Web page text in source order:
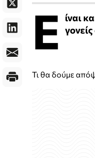
Ε
ίναι
Τι θα δούμε